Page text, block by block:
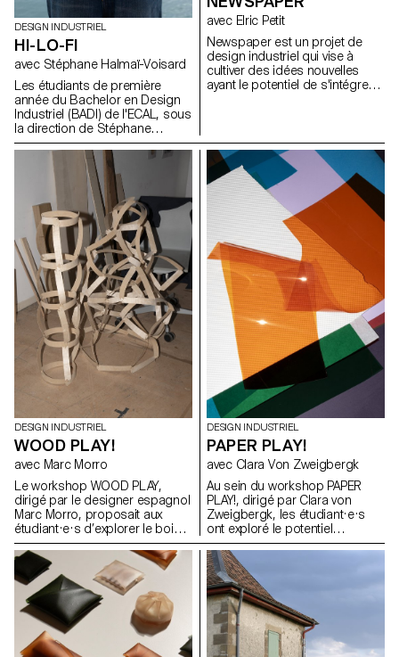
DESIGN INDUSTRIEL
HI-LO-FI
avec Stéphane Halmaï-Voisard
Les étudiants de première
année du Bachelor en Design
Industriel (BADI) de l'ECAL, sous
la direction de Stéphane
Halmaï-Voisard, responsable
du BADI, se sont lancés dans
un projet visant à concevoir
leurs propres interprétations
uniques d'une enceinte
Bluetooth. Ce projet a mis les
étudiants au défi de travailler de
manière créative dans les
contraintes d'un kit existant de
composants techniques, les
incitant à explorer des
approches innovantes en
termes de forme, de matérialité
et de fonctionnalité.
avec Elric Petit
Newspaper est un projet de
design industriel qui vise à
cultiver des idées nouvelles
ayant le potentiel de s'intégrer
direction d'Elric Petit, chaque
étudiant a eu la possibilité
d'explorer un sujet choisi, en
exprimant ses affinités et ses
intérêts personnels, ce qui a
permis d'améliorer l'expérience
globale du projet. Dans l'esprit
de la pluridisciplinarité, les
étudiants ont participé à un
atelier d'écriture avec un
journaliste professionnel, qui a
débouché sur 25 articles
rédigés par les étudiants sur
leurs projets individuels,
rassemblés dans un journal
imprimé.
DESIGN INDUSTRIEL
WOOD PLAY!
avec Marc Morro
Le workshop WOOD PLAY,
dirigé par le designer espagnol
Marc Morro, proposait aux
étudiant·e·s d’explorer le bois
en tant que système de
construction ouvert et
accessible à tous les publics.
L’objectif était de stimuler la
créativité et l’expérimentation à
travers la conception de
modules ludiques et
reconfigurables, exploitant les
DESIGN INDUSTRIEL
PAPER PLAY!
avec Clara Von Zweigbergk
Au sein du workshop PAPER
PLAY!, dirigé par Clara von
Zweigbergk, les étudiant·e·s
ont exploré le potentiel
expressif du papier et du
carton afin de réinventer des
abat-jour destinés à des
luminaires de plafond, muraux,
sur pied, de chevet, de table ou
portables. L’accent a été mis
sur l’expérimentation et le jeu —
en testant les possibilités et les